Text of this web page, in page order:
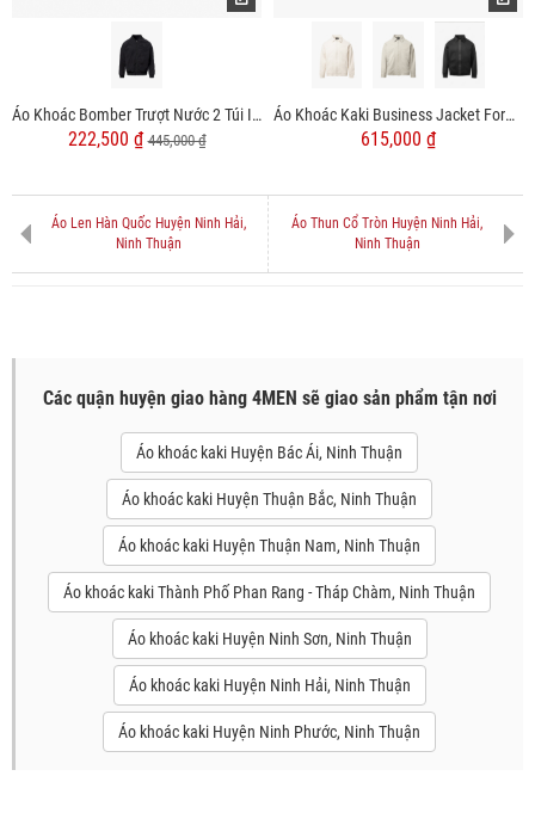
Áo Khoác Bomber Trượt Nước 2 Túi In Logo Form Regular AK066
222,500 ₫445,000 ₫
Áo Khoác Kaki Business Jacket Form Regular AK062
615,000 ₫
Áo Len Hàn Quốc Huyện Ninh Hải,
Ninh Thuận
Áo Thun Cổ Tròn Huyện Ninh Hải,
Ninh Thuận
Các quận huyện giao hàng 4MEN sẽ giao sản phẩm tận nơi
Áo khoác kaki Huyện Bác Ái, Ninh Thuận
Áo khoác kaki Huyện Thuận Bắc, Ninh Thuận
Áo khoác kaki Huyện Thuận Nam, Ninh Thuận
Áo khoác kaki Thành Phố Phan Rang - Tháp Chàm, Ninh Thuận
Áo khoác kaki Huyện Ninh Sơn, Ninh Thuận
Áo khoác kaki Huyện Ninh Hải, Ninh Thuận
Áo khoác kaki Huyện Ninh Phước, Ninh Thuận